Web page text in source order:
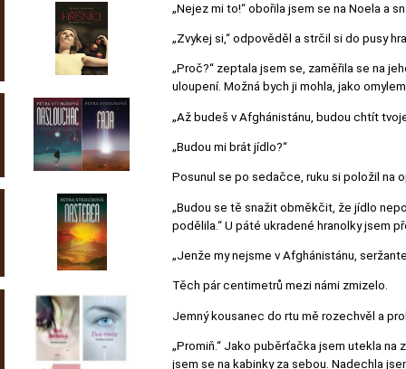
„Nejez mi to!“ obořila jsem se na Noela a
„Zvykej si,“ odpověděl a strčil si do pusy
„Proč?“ zeptala jsem se, zaměřila se na
uloupení. Možná bych ji mohla, jako
„Až budeš v Afghánistánu, budou chtít
„Budou mi brát jídlo?“
Posunul se po sedačce, ruku si položil na
„Budou se tě snažit obměkčit, že jídlo
podělila.“ U páté ukradené hranolky jsem
„Jenže my nejsme v Afghánistánu,
Těch pár centimetrů mezi námi zmizelo.
Jemný kousanec do rtu mě rozechvěl a
„Promiň.“ Jako puběrťačka jsem utekla na
jsem se na kabinky za sebou. Nadechla